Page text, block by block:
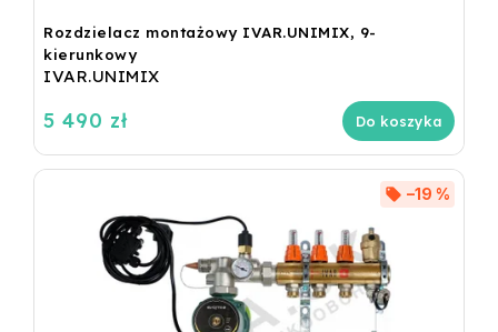
Rozdzielacz montażowy IVAR.UNIMIX, 9-
kierunkowy
IVAR.UNIMIX
5 490 zł Do koszyka
–19 %